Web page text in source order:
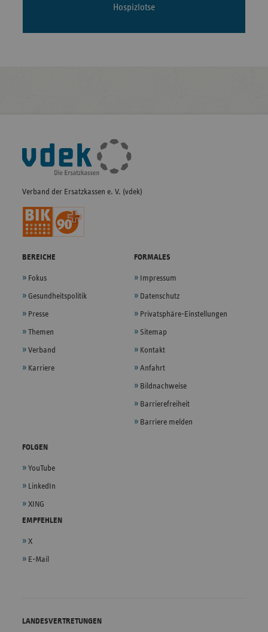
Hospizlotse
Fußleisten-
Navigation
Verband der Ersatzkassen e. V. (vdek)
BEREICHE
Fokus
Gesundheitspolitik
Presse
Themen
Verband
Karriere
FORMALES
Impressum
Datenschutz
Privatsphäre-Einstellungen
Sitemap
Kontakt
Anfahrt
Bildnachweise
Barrierefreiheit
Barriere melden
FOLGEN
YouTube
LinkedIn
XING
EMPFEHLEN
X
E-Mail
LANDESVERTRETUNGEN